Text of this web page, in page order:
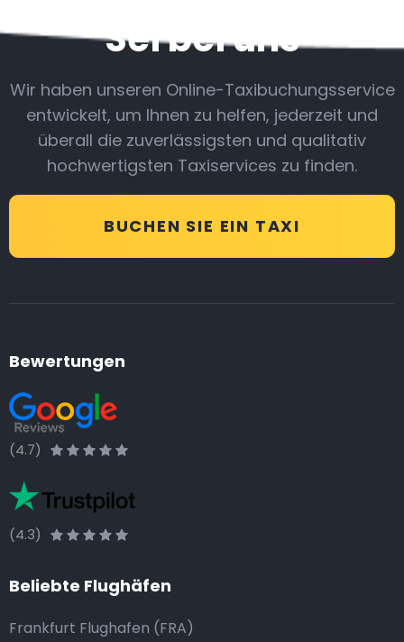
Sei bei uns
Wir haben unseren Online-Taxibuchungsservice
entwickelt, um Ihnen zu helfen, jederzeit und
überall die zuverlässigsten und qualitativ
hochwertigsten Taxiservices zu finden.
BUCHEN SIE EIN TAXI
Bewertungen
(4.7)
(4.3)
Beliebte Flughäfen
Frankfurt Flughafen (FRA)